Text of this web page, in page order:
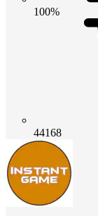
100%
44168